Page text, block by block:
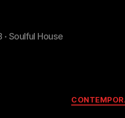
· Soulful House